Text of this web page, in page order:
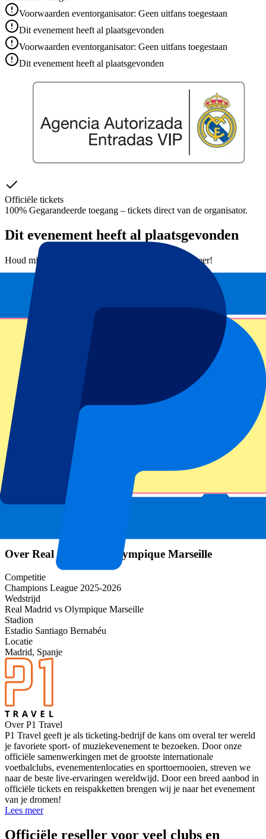
Voorwaarden eventorganisator: Geen uitfans toegestaan
Dit evenement heeft al plaatsgevonden
Voorwaarden eventorganisator: Geen uitfans toegestaan
Dit evenement heeft al plaatsgevonden
Officiële tickets
100% Gegarandeerde toegang – tickets direct van de organisator.
Dit evenement heeft al plaatsgevonden
Houd mij op de hoogte van alle updates, deals en meer!
Submit
Je informatie wordt in overeenstemming met ons
Privacy Policy
gebruikt.
Bedankt voor het invullen!
Eventinformatie
Over Real Madrid vs Olympique Marseille
Competitie
Champions League 2025-2026
Wedstrijd
Real Madrid vs Olympique Marseille
Stadion
Estadio Santiago Bernabéu
Locatie
Madrid, Spanje
Over P1 Travel
P1 Travel geeft je als ticketing-bedrijf de kans om overal ter wereld
je favoriete sport- of muziekevenement te bezoeken. Door onze
officiële samenwerkingen met de grootste internationale
voetbalclubs, evenementenlocaties en sporttoernooien, streven we
naar de beste live-ervaringen wereldwijd. Door een breed aanbod in
officiële tickets en reispakketten brengen wij je naar het evenement
van je dromen!
Lees meer
Officiële reseller voor veel clubs en